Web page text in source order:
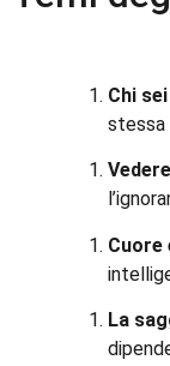
Chi
stessa
Cuore
La